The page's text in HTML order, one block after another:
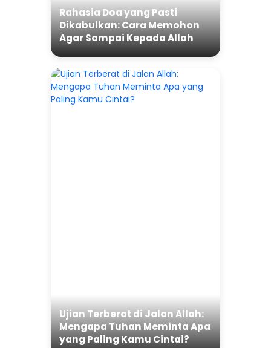
Rahasia Doa yang Pasti
Dikabulkan: Cara Memohon
Agar Sampai Kepada Allah
Ujian Terberat di Jalan Allah:
Mengapa Tuhan Meminta Apa
yang Paling Kamu Cintai?